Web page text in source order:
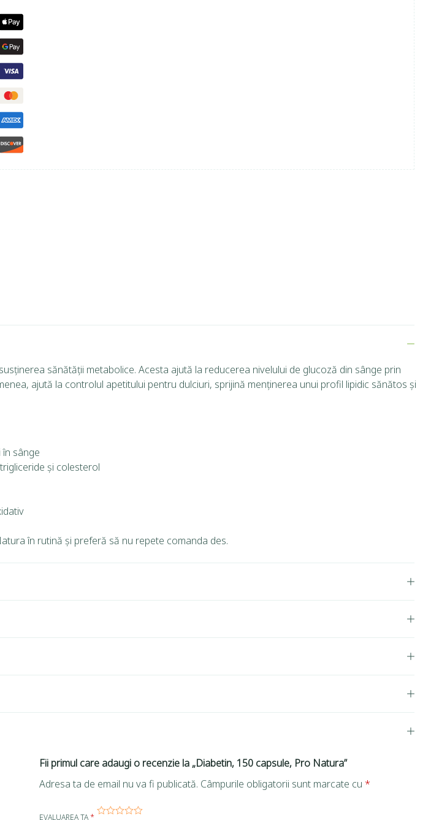
sănătății metabolice. Acesta ajută la reducerea nivelului de glucoză din sânge prin
ajută la controlul apetitului pentru dulciuri, sprijină menținerea unui profil lipidic sănătos și
sânge
și colesterol
în rutină și preferă să nu repete comanda des.
Fii primul care adaugi o recenzie la „Diabetin, 150 capsule, Pro Natura”
Adresa ta de email nu va fi publicată. Câmpurile obligatorii sunt marcate cu *
EVALUAREA TA*